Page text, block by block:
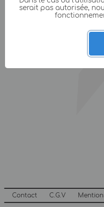
Contact C.G.V
serait pas autorisée,